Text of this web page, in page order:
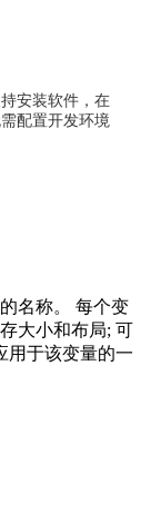
安装软件，在
配置开发环境
名称。 每个变
大小和布局; 可
用于该变量的一